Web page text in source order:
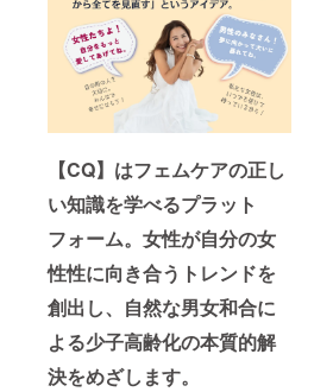
【CQ】はフェムケアの正し
い知識を学べるプラット
フォーム。女性が自分の女
性性に向き合うトレンドを
創出し、自然な男女和合に
よる少子高齢化の本質的解
決をめざします。